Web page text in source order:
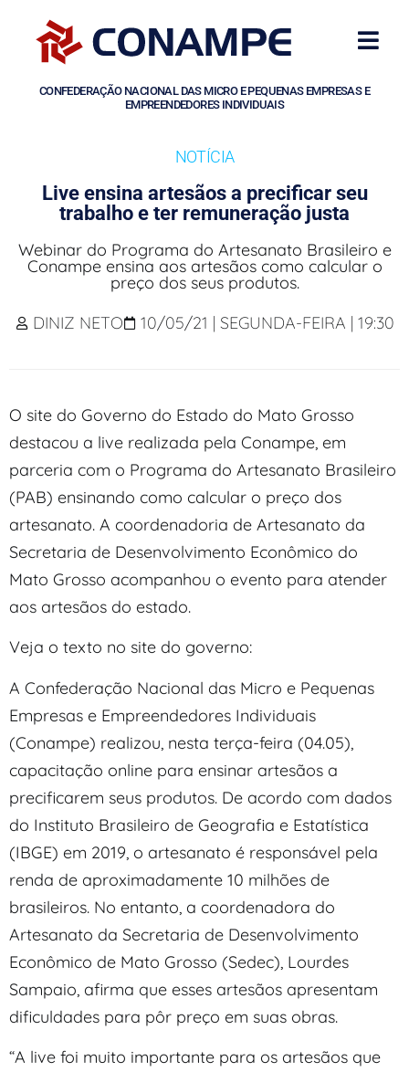
CONFEDERAÇÃO NACIONAL DAS MICRO E PEQUENAS EMPRESAS E
EMPREENDEDORES INDIVIDUAIS
NOTÍCIA
Live ensina artesãos a precificar seu
trabalho e ter remuneração justa
Webinar do Programa do Artesanato Brasileiro e
Conampe ensina aos artesãos como calcular o
preço dos seus produtos.
DINIZ NETO
10/05/21 | SEGUNDA-FEIRA | 19:30
O site do Governo do Estado do Mato Grosso
destacou a live realizada pela Conampe, em
parceria com o Programa do Artesanato Brasileiro
(PAB) ensinando como calcular o preço dos
artesanato. A coordenadoria de Artesanato da
Secretaria de Desenvolvimento Econômico do
Mato Grosso acompanhou o evento para atender
aos artesãos do estado.
Veja o texto no site do governo:
A Confederação Nacional das Micro e Pequenas
Empresas e Empreendedores Individuais
(Conampe) realizou, nesta terça-feira (04.05),
capacitação online para ensinar artesãos a
precificarem seus produtos. De acordo com dados
do Instituto Brasileiro de Geografia e Estatística
(IBGE) em 2019, o artesanato é responsável pela
renda de aproximadamente 10 milhões de
brasileiros. No entanto, a coordenadora do
Artesanato da Secretaria de Desenvolvimento
Econômico de Mato Grosso (Sedec), Lourdes
Sampaio, afirma que esses artesãos apresentam
dificuldades para pôr preço em suas obras.
“A live foi muito importante para os artesãos que